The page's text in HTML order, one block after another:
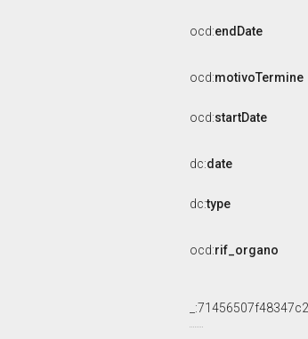
ocd:endDate
ocd:motivoTermine
ocd:startDate
dc:date
dc:type
ocd:rif_organo